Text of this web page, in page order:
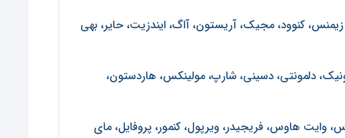
کنوود، مجیک، آریستون، آاگ، ایندزیت، حایر، بهی
دلمونتی، دسینی، شارپ، مولینکس، هاردستون،
وایت هاوس، فریجیدر، ویرپول، کنمور، پروفایل، مای